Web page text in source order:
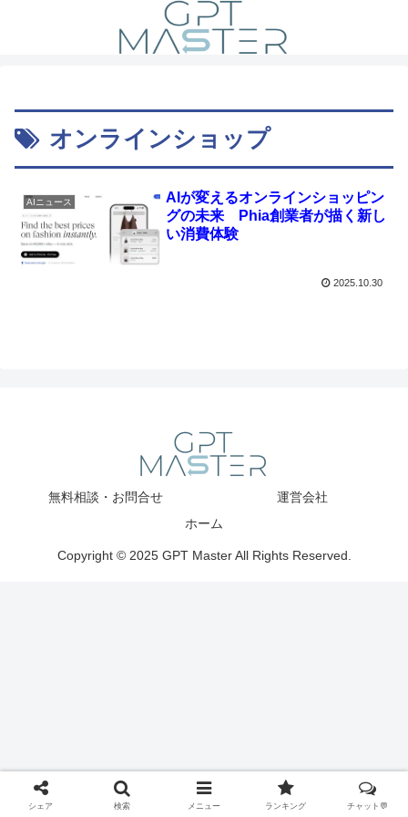
オンラインショップ
AIニュース
AIが変えるオンラインショッピン
グの未来 Phia創業者が描く新し
い消費体験
2025.10.30
無料相談・お問合せ
運営会社
ホーム
Copyright © 2025 GPT Master All Rights Reserved.
シェア 検索 メニュー ランキング チャット💬